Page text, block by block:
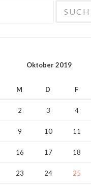
Oktober 2019
M D F
2 3 4
9 10 11
16 17 18
23 24 25